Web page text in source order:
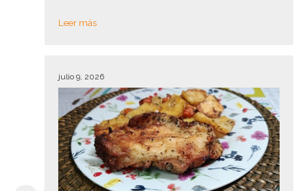
Leer más
julio 9, 2026